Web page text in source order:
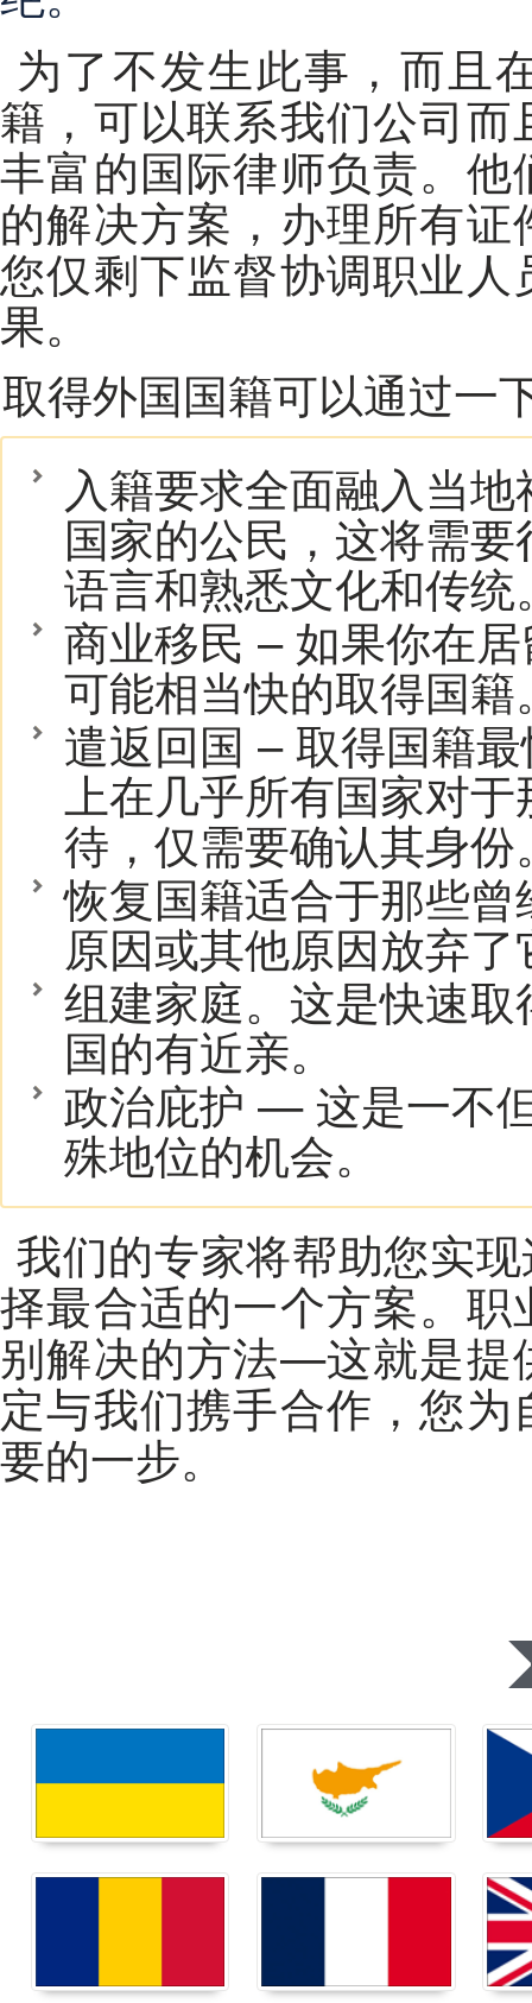
为了不发生此事，而且
籍，可以联系我们公司
丰富的国际律师负责。
的解决方案，办理所有
您仅剩下监督协调职业
果。
取得外国国籍可以通过
入籍要求全面融入当
国家的公民，这将需
语言和熟悉文化和传统
商业移民 – 如果你在
可能相当快的取得国籍
遣返回国 – 取得国籍
上在几乎所有国家对
待，仅需要确认其身份
恢复国籍适合于那些
原因或其他原因放弃了
组建家庭。这是快速
国的有近亲。
政治庇护 — 这是一不
殊地位的机会。
我们的专家将帮助您实
择最合适的一个方案。
别解决的方法—这就是提
定与我们携手合作，您
要的一步。